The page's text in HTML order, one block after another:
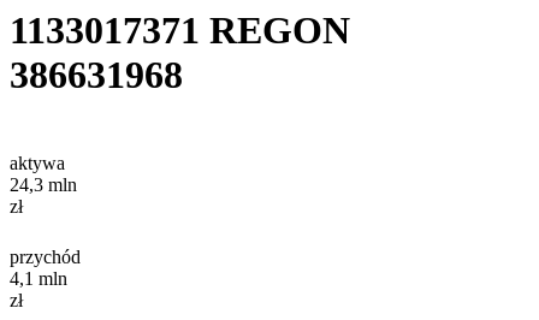
1133017371 REGON
386631968
aktywa
24,3 mln
zł
przychód
4,1 mln
zł